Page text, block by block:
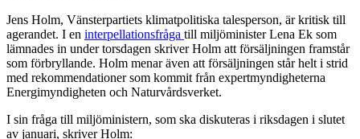
Jens Holm, Vänsterpartiets klimatpolitiska talesperson, är kritisk till
agerandet. I en interpellationsfråga till miljöminister Lena Ek som
lämnades in under torsdagen skriver Holm att försäljningen framstår
som förbryllande. Holm menar även att försäljningen står helt i strid
med rekommendationer som kommit från expertmyndigheterna
Energimyndigheten och Naturvårdsverket.
I sin fråga till miljöministern, som ska diskuteras i riksdagen i slutet
av januari, skriver Holm: